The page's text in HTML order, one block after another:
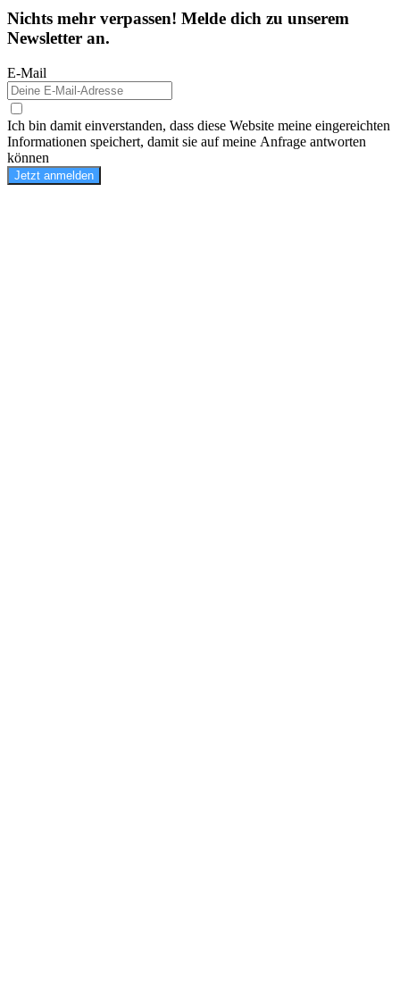
Nichts mehr verpassen! Melde dich zu unserem
Newsletter an.
E-Mail
Ich bin damit einverstanden, dass diese Website meine eingereichten
Informationen speichert, damit sie auf meine Anfrage antworten
können
Jetzt anmelden